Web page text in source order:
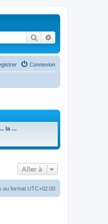
Rechercher
Connexion
la …
Aller à
au format UTC+02:00